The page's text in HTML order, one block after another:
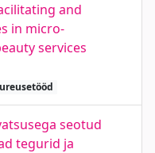
and
in micro-
services
seotud
tegurid ja